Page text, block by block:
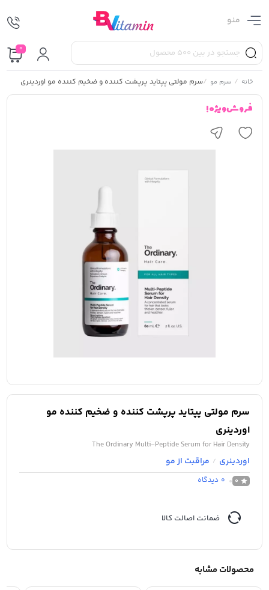
منو
0
خانه / سرم مو /سرم مولتی پپتاید پرپشت کننده و ضخیم کننده مو اوردینری
فروش ویژه !
سرم مولتی پپتاید پرپشت کننده و ضخیم کننده مو
اوردینری
The Ordinary Multi-Peptide Serum for Hair Density
اوردینری / مراقبت از مو
0
0 دیدگاه
ضمانت اصالت کالا
محصولات مشابه